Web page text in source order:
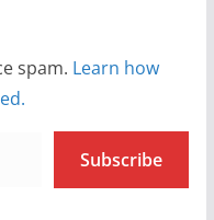
spam. Learn how
Subscribe